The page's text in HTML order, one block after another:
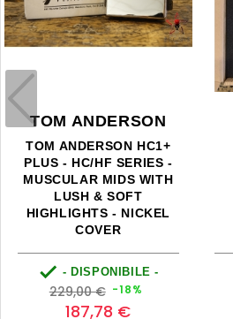
TOM ANDERSON
TOM ANDERSON HC1+
PLUS - HC/HF SERIES -
MUSCULAR MIDS WITH
LUSH & SOFT
HIGHLIGHTS - NICKEL
COVER
 - DISPONIBILE -
Prezzo
base
229,00 € -18%
187,78 €